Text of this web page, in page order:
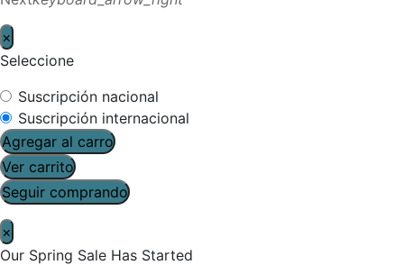
×
Seleccione
Suscripción nacional
Suscripción internacional
Agregar al carro
Ver carrito
Seguir comprando
×
Our Spring Sale Has Started